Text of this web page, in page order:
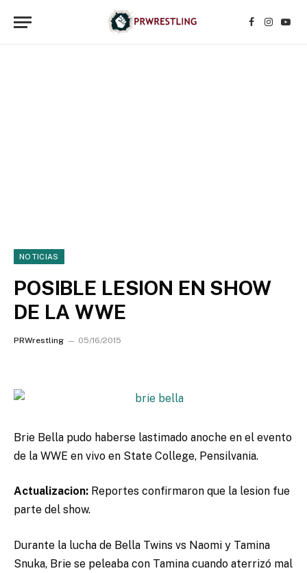
Facebook
NOTICIAS
POSIBLE LESION EN SHOW
DE LA WWE
PRWrestling 05/16/2015
Brie Bella pudo haberse lastimado anoche en el evento
de la WWE en vivo en State College, Pensilvania.
Actualizacion: Reportes confirmaron que la lesion fue
parte del show.
Durante la lucha de Bella Twins vs Naomi y Tamina
Snuka, Brie se peleaba con Tamina cuando aterrizó mal